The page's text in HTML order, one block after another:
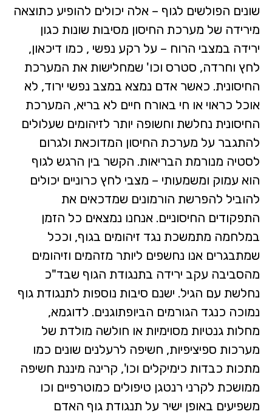
שונים הפולשים לגוף – אלה יכולים להופיע כתוצאה
מירידה של מערכת החיסון מסיבות שונות כגון
ירידה במצבי הרוח – על רקע נפשי , כמו דיכאון,
לחץ וחרדה, סטרס וכו' שמחלישות את המערכת
החיסונית. כאשר אדם נמצא במצב נפשי ירוד, לא
אוכל כראוי או חי באורח חיים לא בריא, המערכת
החיסונית נחלשת וחשופה יותר לזיהומים שעלולים
להתגבר על מערכת החיסון המדוכאת ולגרום
לסטיה מנורמת הבריאות. הקשר בין הרגש לגוף
הוא עמוק ומשמעותי – מצבי לחץ כרוניים יכולים
להוביל להפרשת הורמונים שמדכאים את
התפקודים החיסוניים. אנחנו נמצאים כל הזמן
במלחמה מתמשכת נגד זיהומים בגוף, וככל
שמתבגרים אנו נחשפים ליותר מזהמים וזיהומים
מהסביבה עקב ירידה בתנגודת הגוף שבד"כ
נחלשת עם הגיל. ישנם סיבות נוספות לתנגודת גוף
נמוכה כנגד הגורמים הביופתוגנים. לדוגמא,
מחלות גנטיות מסוימיות או חולשה מולדת של
מערכות ספיציפיות, חשיפה לרעלנים שונים כמו
מתכות כבדות כימיקלים וכו', קרינה מיננת חשיפה
ממושכת לקרני רנטגן טיפולים כמוטרפיים וכו
משפיעים באופן ישיר על תנגודת גוף האדם